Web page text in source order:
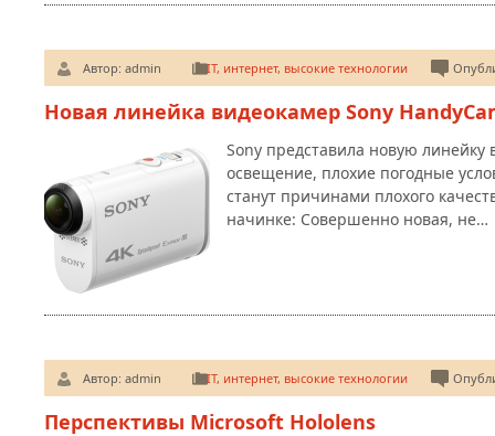
Автор: admin IT, интернет, высокие технологии
Новая линейка видеокамер Sony
Sony представила новую линейку
освещение, плохие погодные
станут причинами плохого
начинке: Совершенно новая, не…
Автор: admin IT, интернет, высокие технологии
Перспективы Microsoft Hololens